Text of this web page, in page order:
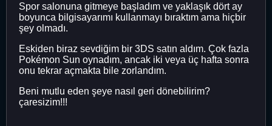
Spor salonuna gitmeye başladım ve yaklaşık dört ay
boyunca bilgisayarımı kullanmayı bıraktım ama hiçbir
şey olmadı.
Eskiden biraz sevdiğim bir 3DS satın aldım. Çok fazla
Pokémon Sun oynadım, ancak iki veya üç hafta sonra
onu tekrar açmakta bile zorlandım.
Beni mutlu eden şeye nasıl geri dönebilirim?
çaresizim!!!